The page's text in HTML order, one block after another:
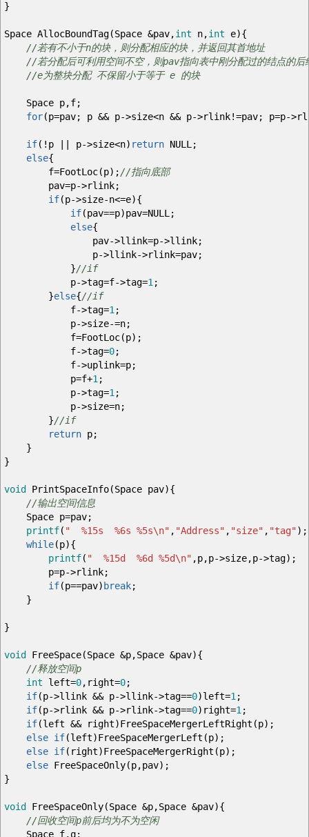
}
Space AllocBoundTag(Space &pav,int n,int e){
//若有不小于n的块，则分配相应的块，并返回其首地址
//若分配后可利用空间不空，则pav指向表中刚分配过的结点的后
//e为整块分配 不保留小于等于 e 的块
Space p,f;
for(p=pav; p &&p->size<n &&p->rlink!=pav; p=p->
if( ! p p->size<n) return NULL;
else{
f=FootLoc(p) ;//指向底部
pav=p->rlink;
if(p->size-n<=e){
if(pav==p)pav=NULL;
else{
pav->llink=p->llink;
p->llink->rlink=pav;
}//if
p->tag=f->tag=1;
}else{//if
f->tag=1;
p->size-=n;
f=FootLoc(p) ;
f->tag=0;
f->uplink=p;
p=f+1;
p->tag=1;
p->size=n;
}//if
return p;
}
}
void PrintSpaceInfo(Space pav){
//输出空间信息
Space p=pav;
printf( " %15s %6s %5s\n" , "Address" , "size" , "tag") ;
while(p){
printf( " %15d %6d %5d\n" ,p,p->size,p->tag) ;
p=p->rlink;
if(p==pav) break;
}
}
void FreeSpace(Space &p,Space &pav){
//释放空间p
int left=0, right=0;
if(p->llink &&p->llink->tag==0)left=1;
if(p->rlink &&p->rlink->tag==0) right=1;
if(left &&right)FreeSpaceMergerLeftRight (p) ;
else if(left)FreeSpaceMergerLeft (p) ;
else if( right)FreeSpaceMergerRight (p) ;
else FreeSpaceOnly(p,pav) ;
}
void FreeSpaceOnly(Space &p,Space &pav){
//回收空间p前后均为不为空闲
Space f,q;